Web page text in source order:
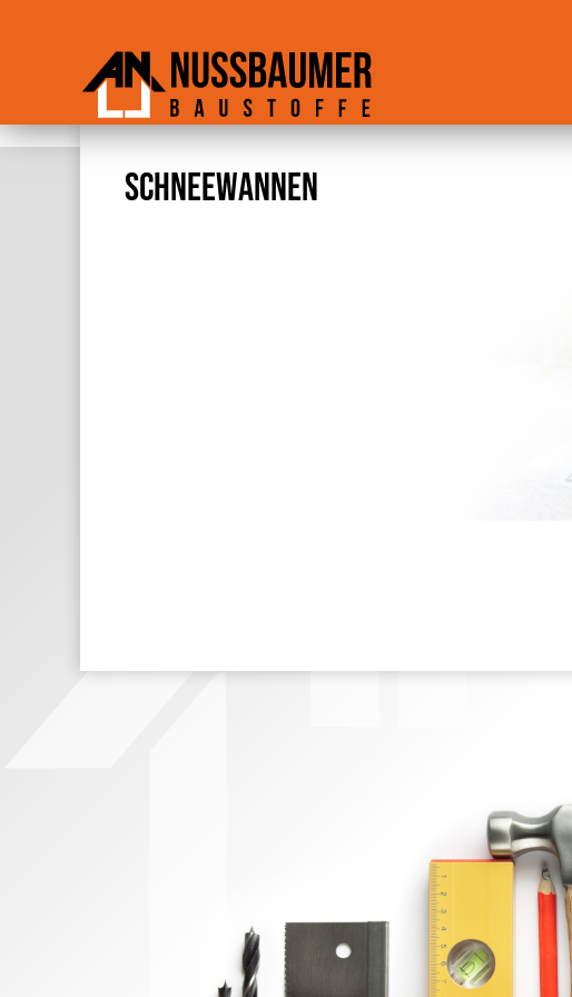
SCHNEEWANNEN